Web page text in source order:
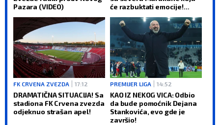
Pazara (VIDEO)
će razbuktati emocije!
FK CRVENA ZVEZDA 17:12
DRAMATIČNA SITUACIJA! Sa
stadiona FK Crvena zvezda
odjeknuo strašan apel!
PREMIJER LIGA 14:52
KAO IZ NEKOG VICA: Odbio
da bude pomoćnik Dejana
Stankovića, evo gde je
završio!